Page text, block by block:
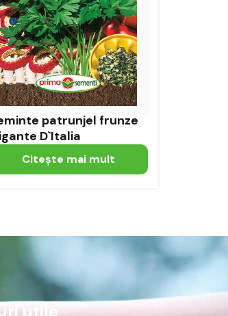
patrunjel frunze
D`Italia
Citeşte mai mult
utile